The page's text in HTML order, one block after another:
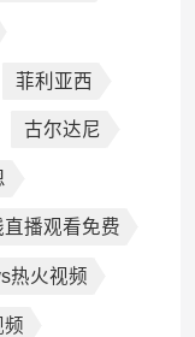
菲利亚西
古尔达尼
播观看免费
热火视频
频